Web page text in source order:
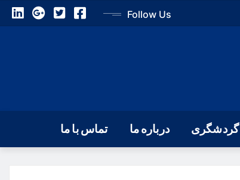
Follow Us
گردشگری درباره ما تماس با ما